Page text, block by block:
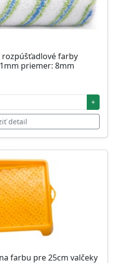
rozpúšťadlové farby
priemer: 8mm
+
detail
farbu pre 25cm valčeky